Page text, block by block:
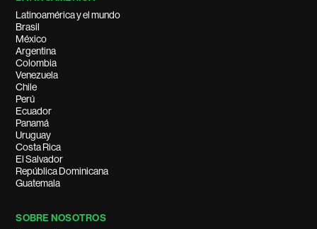
Latinoamérica y el mundo
Brasil
México
Argentina
Colombia
Venezuela
Chile
Perú
Ecuador
Panamá
Uruguay
Costa Rica
El Salvador
República Dominicana
Guatemala
SOBRE NOSOTROS